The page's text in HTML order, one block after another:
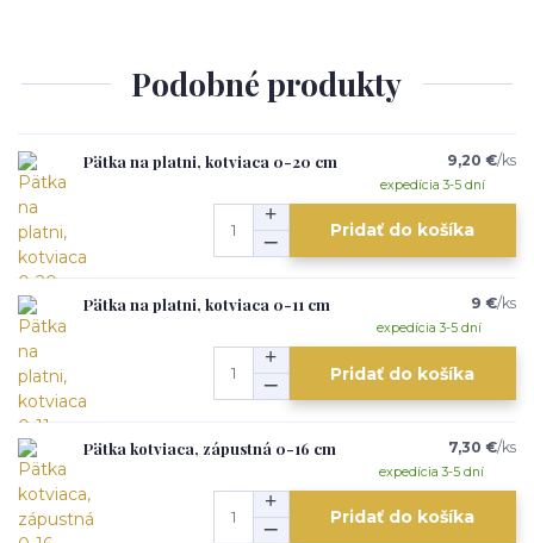
Podobné produkty
Pätka na platni, kotviaca 0-20 cm 9,20 €/ks
expedícia 3-5 dní
Pridať do košíka
Pätka na platni, kotviaca 0-11 cm 9 €/ks
expedícia 3-5 dní
Pridať do košíka
Pätka kotviaca, zápustná 0-16 cm 7,30 €/ks
expedícia 3-5 dní
Pridať do košíka